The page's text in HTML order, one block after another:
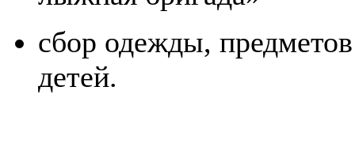
сбор одежды,
детей.